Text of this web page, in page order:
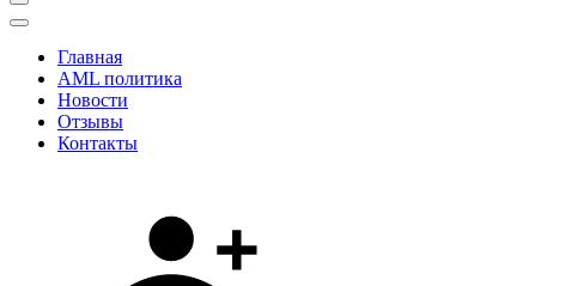
Главная
AML политика
Новости
Отзывы
Контакты